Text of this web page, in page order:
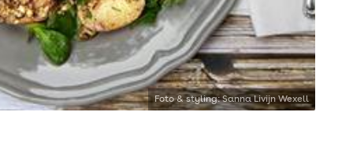
Foto & styling: Sanna Livijn Wexell